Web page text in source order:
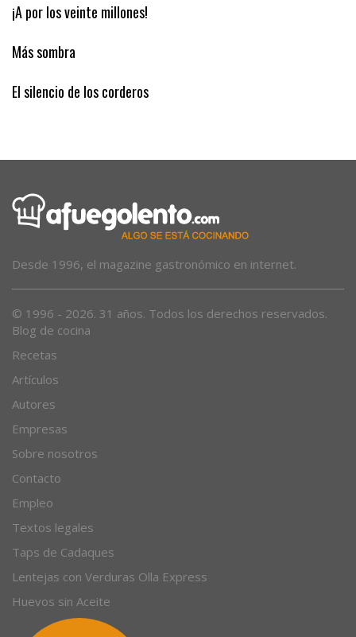
¡A por los veinte millones!
Más sombra
El silencio de los corderos
Desde 1996, el magazine gastronómico en internet.
© 1996 - 2026. 31 años. Todos los derechos reservados.
Blog de cocina
Recetas
Artículos
Autores
Empresas
Sobre nosotros
Contacto
Empleo
Textos legales
Taps de Cadaques
Lentejas con Verduras Olla Express
Huevos sin Aceite